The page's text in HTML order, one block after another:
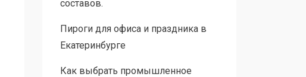
составов.
Пироги для офиса и праздника в
Екатеринбурге
Как выбрать промышленное